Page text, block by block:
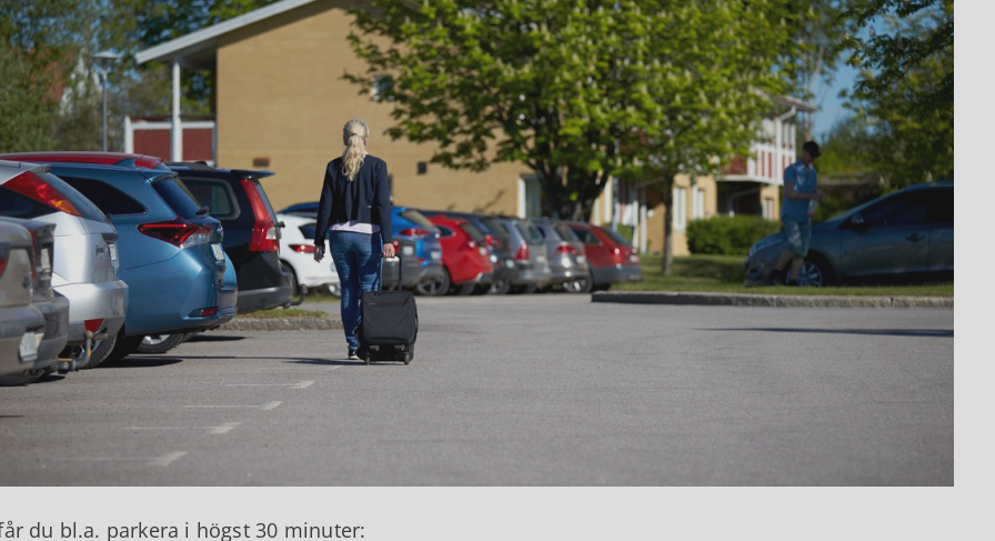
du bl.a. parkera i högst 30 minuter: